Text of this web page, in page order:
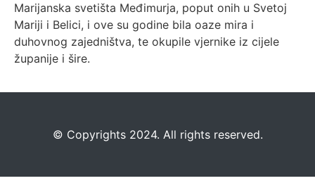
Marijanska svetišta Međimurja, poput onih u Svetoj
Mariji i Belici, i ove su godine bila oaze mira i
duhovnog zajedništva, te okupile vjernike iz cijele
županije i šire.
©️ Copyrights 2024. All rights reserved.